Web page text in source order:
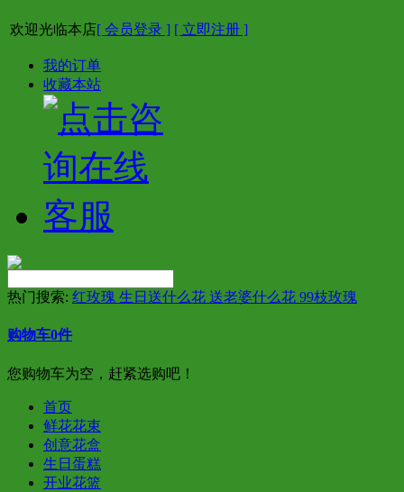
欢迎光临本店[ 会员登录 ] [ 立即注册 ]
我的订单
收藏本站
热门搜索: 红玫瑰 生日送什么花 送老婆什么花 99枝玫瑰
购物车0件
您购物车为空，赶紧选购吧！
首页
鲜花花束
创意花盒
生日蛋糕
开业花篮